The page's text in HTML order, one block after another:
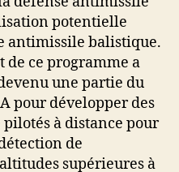
potentielle
antimissile balistique.
ce programme a
une partie du
pour développer des
à distance pour
de
supérieures à